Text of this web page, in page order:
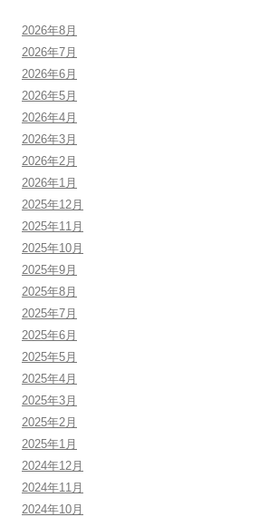
2026年8月
2026年7月
2026年6月
2026年5月
2026年4月
2026年3月
2026年2月
2026年1月
2025年12月
2025年11月
2025年10月
2025年9月
2025年8月
2025年7月
2025年6月
2025年5月
2025年4月
2025年3月
2025年2月
2025年1月
2024年12月
2024年11月
2024年10月